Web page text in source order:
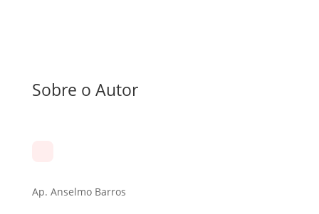
Sobre o Autor
Ap. Anselmo Barros